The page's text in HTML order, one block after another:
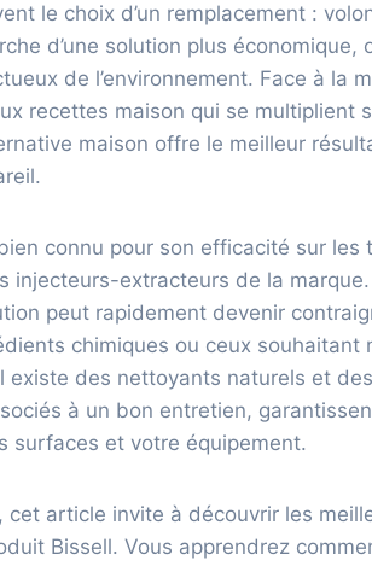
le choix d’un remplacement :
d’une solution plus économique,
de l’environnement. Face à la
recettes maison qui se multiplient
maison offre le meilleur
connu pour son efficacité sur les
injecteurs-extracteurs de la
peut rapidement devenir
chimiques ou ceux souhaitant
existe des nettoyants naturels et
à un bon entretien,
surfaces et votre équipement.
cet article invite à découvrir les
Bissell. Vous apprendrez